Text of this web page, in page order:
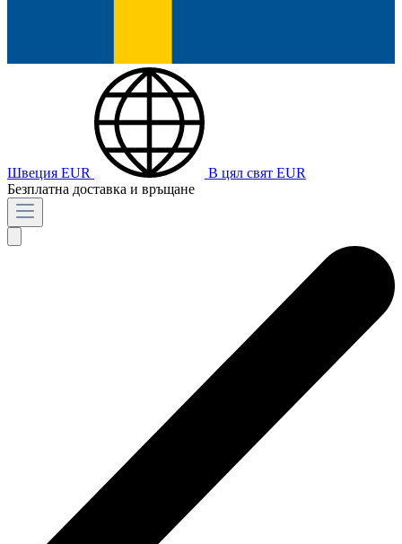
Швеция EUR В цял свят EUR
Безплатна доставка и връщане